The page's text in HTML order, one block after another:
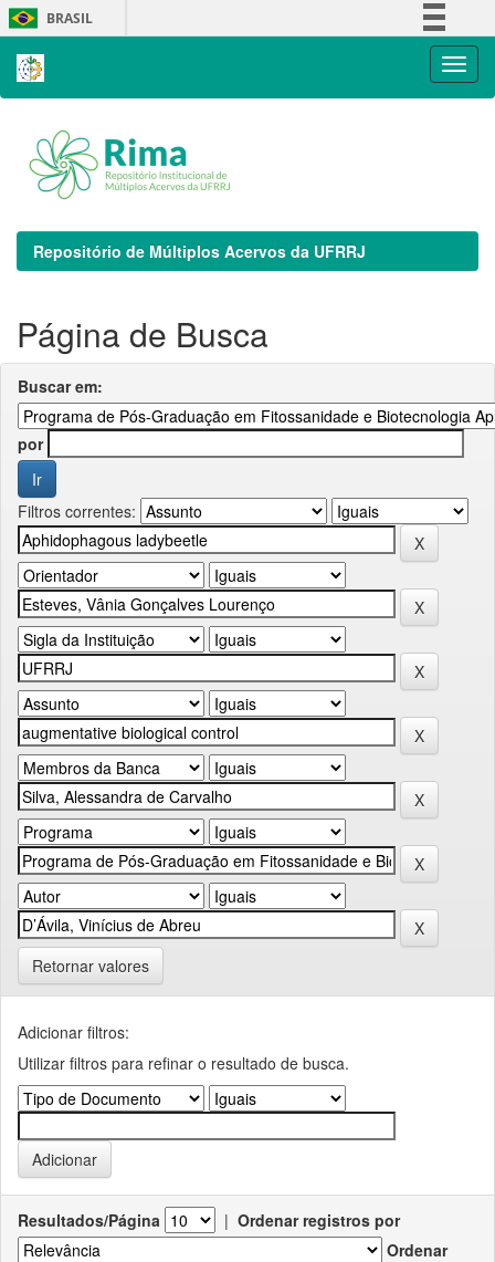
Skip
navigation
BRASIL
Repositório de Múltiplos Acervos da UFRRJ
Página de Busca
Buscar em:
por
Filtros correntes:
Retornar valores
Adicionar filtros:
Utilizar filtros para refinar o resultado de busca.
Resultados/Página | Ordenar registros por
Ordenar